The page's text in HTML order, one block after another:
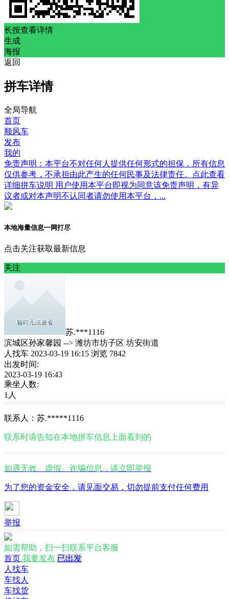
长按查看详情
生成
海报
返回
拼车详情
全局导航
首页
顺风车
发布
我的
免责声明：本平台不对任何人提供任何形式的担保，所有信息
仅供参考，不承担由此产生的任何民事及法律责任。点此查看
详细拼车说明 用户使用本平台即视为同意该免责声明，有异
议者或对本声明不认同者请勿使用本平台，...
本地海量信息一网打尽
点击关注获取最新信息
关注
苏.***1116
滨城区孙家馨园 --> 潍坊市坊子区 坊安街道
人找车 2023-03-19 16:15 浏览 7842
出发时间:
2023-03-19 16:43
乘坐人数:
1人
联系人：苏.*****1116
联系时请告知在本地拼车信息 上面看到的
如遇无效、虚假、诈骗信息，请立即举报
为了您的资金安全，请见面交易，切勿提前支付任何费用
举报
如需帮助，扫一扫联系平台客服
首页 我要发布 已出发
人找车
车找人
车找货